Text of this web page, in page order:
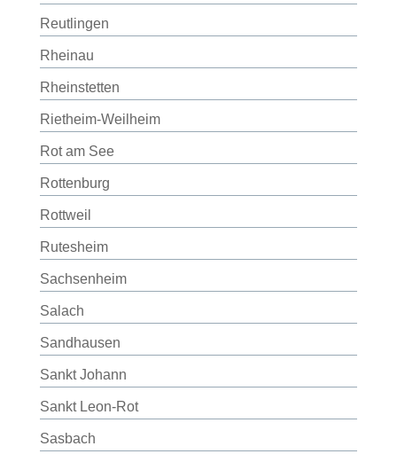
Reutlingen
Rheinau
Rheinstetten
Rietheim-Weilheim
Rot am See
Rottenburg
Rottweil
Rutesheim
Sachsenheim
Salach
Sandhausen
Sankt Johann
Sankt Leon-Rot
Sasbach